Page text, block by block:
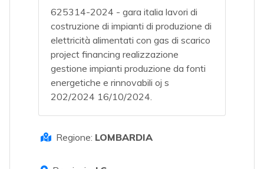
625314-2024 - gara italia lavori di
costruzione di impianti di produzione di
elettricità alimentati con gas di scarico
project financing realizzazione
gestione impianti produzione da fonti
energetiche e rinnovabili oj s
202/2024 16/10/2024.
Regione: LOMBARDIA